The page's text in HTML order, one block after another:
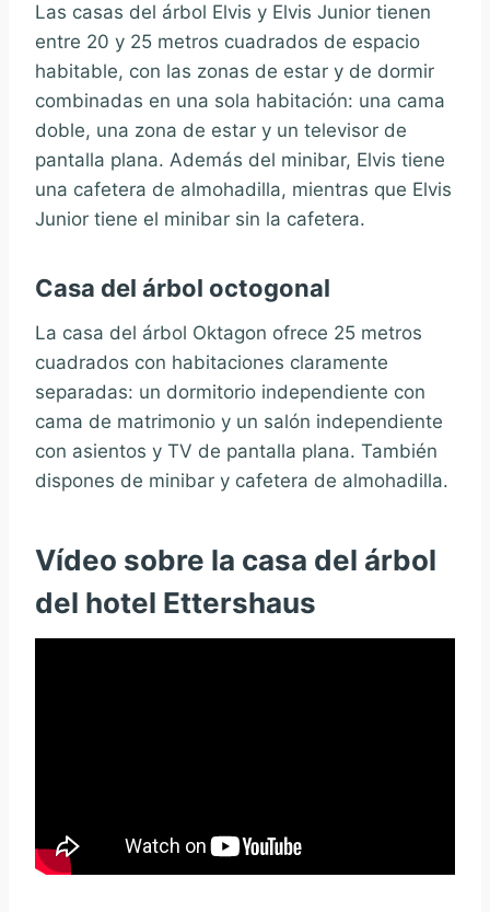
Las casas del árbol Elvis y Elvis Junior tienen
entre 20 y 25 metros cuadrados de espacio
habitable, con las zonas de estar y de dormir
combinadas en una sola habitación: una cama
doble, una zona de estar y un televisor de
pantalla plana. Además del minibar, Elvis tiene
una cafetera de almohadilla, mientras que Elvis
Junior tiene el minibar sin la cafetera.
Casa del árbol octogonal
La casa del árbol Oktagon ofrece 25 metros
cuadrados con habitaciones claramente
separadas: un dormitorio independiente con
cama de matrimonio y un salón independiente
con asientos y TV de pantalla plana. También
dispones de minibar y cafetera de almohadilla.
Vídeo sobre la casa del árbol
del hotel Ettershaus